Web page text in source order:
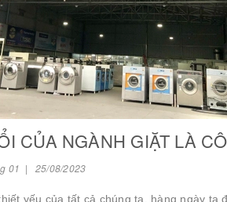
CỦA NGÀNH GIẶT LÀ
01 | 25/08/2023
yếu của tất cả chúng ta, hàng ngày